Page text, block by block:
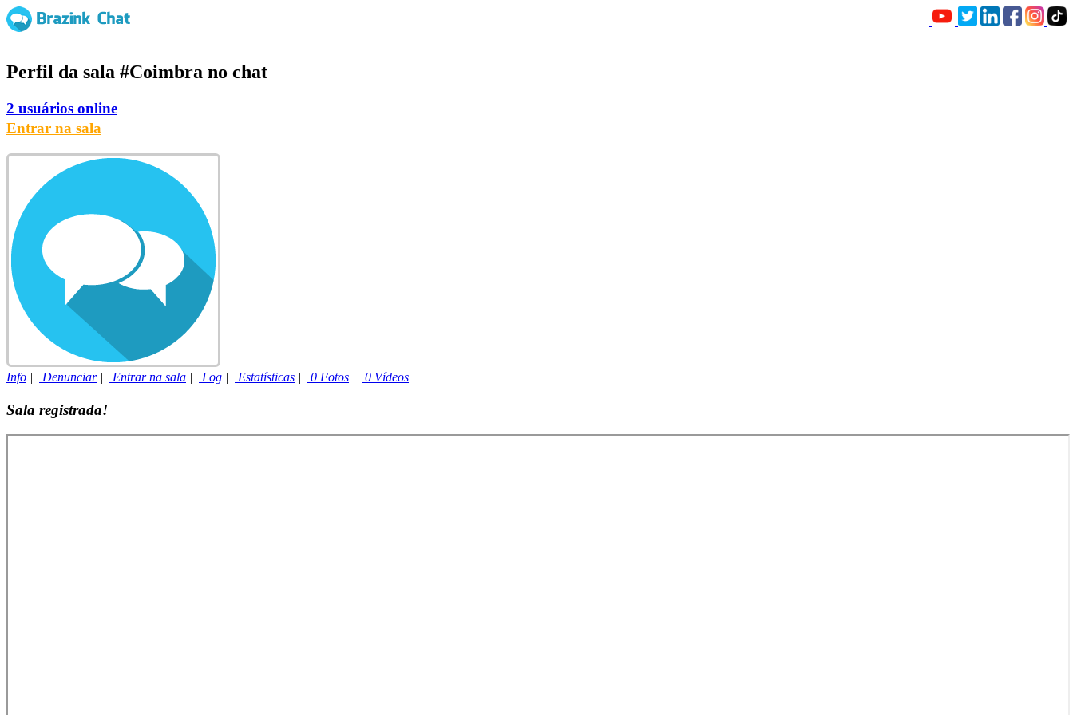
Perfil da sala #Coimbra no chat
2 usuários online
Entrar na sala
Info | Denunciar| Entrar na sala | Log | Estatísticas | 0 Fotos | 0 Vídeos
Sala registrada!